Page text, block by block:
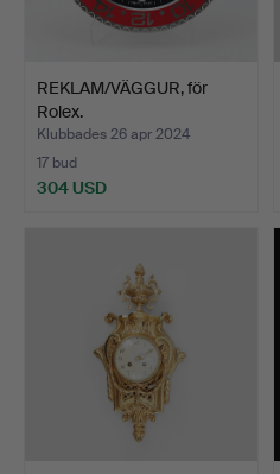
REKLAM/VÄGGUR, för
Rolex.
Klubbades 26 apr 2024
17 bud
304 USD